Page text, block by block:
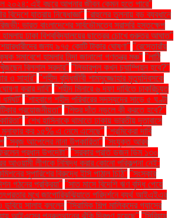
২০২৪: এই বছরে আপনার জীবন কেমন হতে পারে"
বিদেশে যাত্রায় নিষেধাজ্ঞা" "রাহুলের তুলনায় বড় ব্যবধানে
ভারত বাংলাদেশের সার্বভৌমত্বে সরাসরি হস্তক্ষেপ
ঢাকা বিশ্ববিদ্যালয়ের ছাত্রের চোখে গুরুতর আঘাত"
জন্য ৯৭৫ কোটি টাকার ঘোষণা" "রেস্তোরাঁয়
সমাবেশে হামলার নিন্দা জানালো গণতন্ত্র মঞ্চ" "লাঠি
খুঁজছেন বিল্লাল সরদার" "লিভারপুল কখন চ্যাম্পিয়ন হবে?"
ও সাহ্‌রি" "শহীদ বুদ্ধিজীবী শামসুজ্জোহার মৃত্যুদিবসকে
করার দাবি" "শহীদ মিনারে ৬ দফা দাবিতে চাকরিচ্যুত
"শাহবাগে শহীদ পরিবারের সদস্যদের সাড়ে ৫ ঘণ্টা
প্রয়োজনীয়তা" "শিশুর দাঁত নড়লে কী করতে হবে?"
"শেখ হাসিনাকে থামাতে ঢাকায় ভারতীয় দূতাবাসে
মুনাফার কর ১৫% এ নেমে এসেছে" "শ্রমিকেরা দাবি
"সবুজ আপেলের নানা উপকারিতা" "সংযুক্ত আরব
প্রধান উপদেষ্টা" "সরকার প্রতি ডজন ডিম ১৩০
আওয়ামী লীগকে নিষিদ্ধ করার কোনো পরিকল্পনা নেই:
সুপারিশের বিরুদ্ধে ইসি পাঠাল চিঠি" "সংস্কার
গঠনের প্রক্রিয়া" "সাত মাসে বিদেশি ঋণ বৃদ্ধি পেয়ে
মুখে জাপোরিঝঝিয়াতে পরিদর্শনে ব্যর্থ আইএইএর
সালাহ বললেন "সিরামিক শিল্প মালিকদের গ্যাসের
আইএসের পুনরুত্থানের ঝুঁকি দ্বিগুণ হয়েছে" "সিরিয়ায়